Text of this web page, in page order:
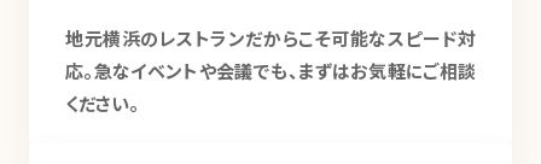
地元横浜のレストランだからこそ可能なスピード対
応。急なイベントや会議でも、まずはお気軽にご相談
ください。